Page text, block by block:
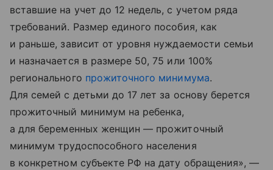
вставшие на учет до 12 недель, с учетом ряда
требований. Размер единого пособия, как
и раньше, зависит от уровня нуждаемости семьи
и назначается в размере 50, 75 или 100%
регионального прожиточного минимума.
Для семей с детьми до 17 лет за основу берется
прожиточный минимум на ребенка,
а для беременных женщин — прожиточный
минимум трудоспособного населения
в конкретном субъекте РФ на дату обращения», —